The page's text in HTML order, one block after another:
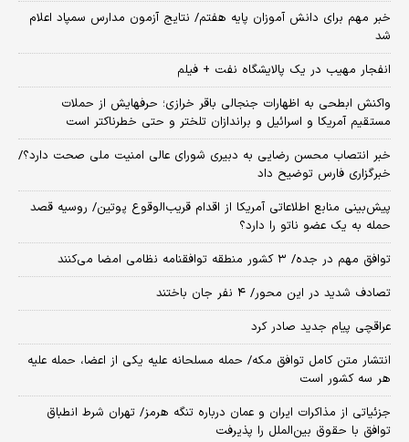
خبر مهم برای دانش آموزان پایه هفتم/ نتایج آزمون مدارس سمپاد اعلام
شد
انفجار مهیب در یک پالایشگاه نفت + فیلم
واکنش ابطحی به اظهارات جنجالی باقر خرازی؛ حرفهایش از حملات
مستقیم آمریکا و اسرائیل و براندازان تلختر و حتی خطرناکتر است
خبر انتصاب محسن رضایی به دبیری شورای عالی امنیت ملی صحت دارد؟/
خبرگزاری فارس توضیح داد
پیش‌بینی منابع اطلاعاتی آمریکا از اقدام قریب‌الوقوع پوتین/ روسیه قصد
حمله به یک عضو ناتو را دارد؟
توافق مهم در جده/ ۳ کشور منطقه توافقنامه نظامی امضا می‌کنند
تصادف شدید در این محور/ ۴ نفر جان باختند
عراقچی پیام جدید صادر کرد
انتشار متن کامل توافق مکه/ حمله مسلحانه علیه یکی از اعضا، حمله علیه
هر سه کشور است
جزئیاتی از مذاکرات ایران و عمان درباره تنگه هرمز/ تهران شرط انطباق
توافق با حقوق بین‌الملل را پذیرفت